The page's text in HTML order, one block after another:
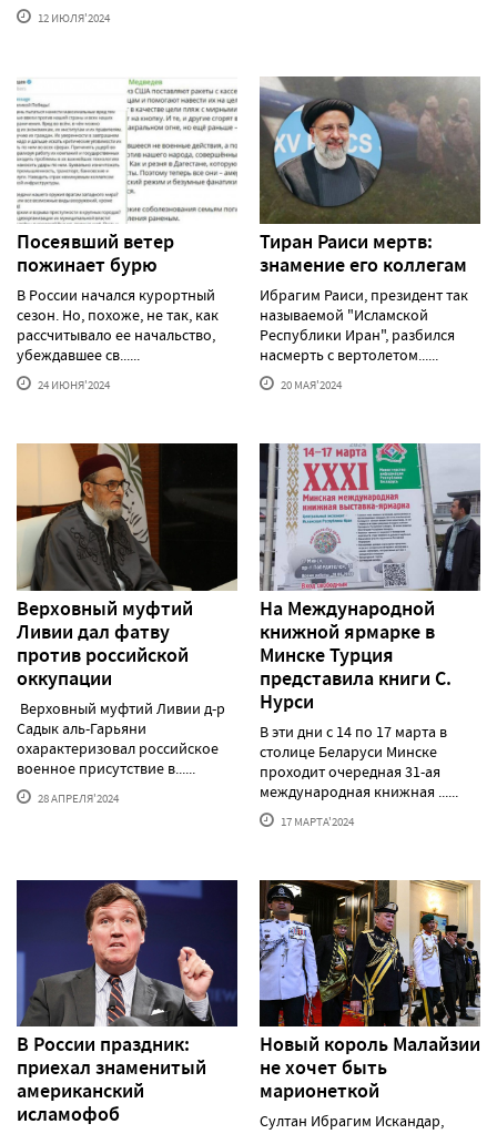
12 ИЮЛЯ'2024
Посеявший ветер
пожинает бурю
В России начался курортный
сезон. Но, похоже, не так, как
рассчитывало ее начальство,
убеждавшее св......
24 ИЮНЯ'2024
Тиран Раиси мертв:
знамение его коллегам
Ибрагим Раиси, президент так
называемой "Исламской
Республики Иран", разбился
насмерть с вертолетом......
20 МАЯ'2024
Верховный муфтий
Ливии дал фатву
против российской
оккупации
Верховный муфтий Ливии д-р
Садык аль-Гарьяни
охарактеризовал российское
военное присутствие в......
28 АПРЕЛЯ'2024
На Международной
книжной ярмарке в
Минске Турция
представила книги С.
Нурси
В эти дни с 14 по 17 марта в
столице Беларуси Минске
проходит очередная 31-ая
международная книжная ......
17 МАРТА'2024
В России праздник:
приехал знаменитый
американский
исламофоб
Новый король Малайзии
не хочет быть
марионеткой
Султан Ибрагим Искандар,